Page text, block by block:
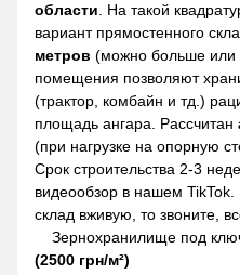
области . На такой
вариант прямостенного
метров (можно больше или
помещения позволяют
(трактор, комбайн и тд.)
площадь ангара. Рассчитан
(при нагрузке на опорную
Срок строительства 2-3
видеообзор в нашем TikTok.
склад вживую, то звоните,
Зернохранилище под
(2500 грн/м²)